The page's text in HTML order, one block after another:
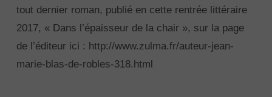
tout dernier roman, publié en cette rentrée littéraire
2017, « Dans l’épaisseur de la chair », sur la page
de l’éditeur ici : http://www.zulma.fr/auteur-jean-
marie-blas-de-robles-318.html